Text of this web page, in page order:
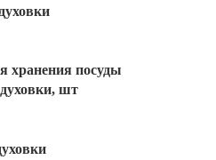
посуды
шт